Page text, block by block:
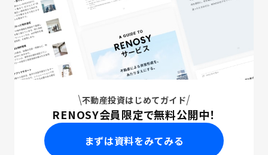
不動産投資はじめてガイド
RENOSY会員限定で無料公開中！
まずは資料をみてみる